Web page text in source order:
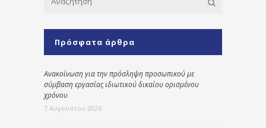
Πρόσφατα άρθρα
Ανακοίνωση για την πρόσληψη προσωπικού με
σύμβαση εργασίας ιδιωτικού δικαίου ορισμένου
χρόνου
7 Αυγούστου 2026